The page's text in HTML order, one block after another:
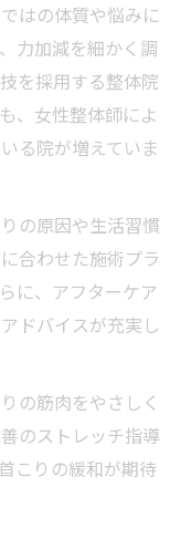
はの体質や悩みに
力加減を細かく調
を採用する整体院
、女性整体師によ
る院が増えていま
の原因や生活習慣
合わせた施術プラ
に、アフターケア
ドバイスが充実し
の筋肉をやさしく
のストレッチ指導
こりの緩和が期待